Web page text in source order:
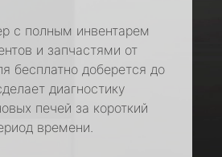
с полным инвентарем
и запчастями от
бесплатно доберется до
диагностику
печей за короткий
времени.